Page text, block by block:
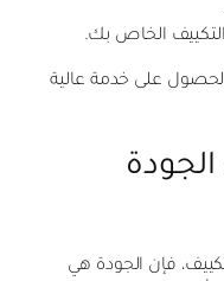
التكييف الخاص بك.
على خدمة عالية
فإن الجودة هي